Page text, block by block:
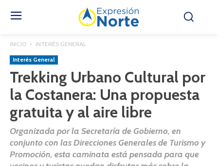
INICIO INTERÉS GENERAL
Interés General
Trekking Urbano Cultural por
la Costanera: Una propuesta
gratuita y al aire libre
Organizada por la Secretaría de Gobierno, en
conjunto con las Direcciones Generales de Turismo y
Promoción, esta caminata está pensada para que